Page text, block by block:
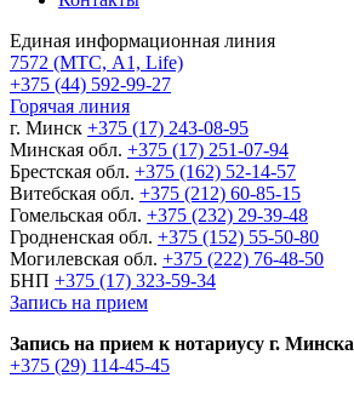
Единая информационная линия
7572 (МТС, A1, Life)
+375 (44) 592-99-27
Горячая линия
г. Минск +375 (17) 243-08-95
Минская обл. +375 (17) 251-07-94
Брестская обл. +375 (162) 52-14-57
Витебская обл. +375 (212) 60-85-15
Гомельская обл. +375 (232) 29-39-48
Гродненская обл. +375 (152) 55-50-80
Могилевская обл. +375 (222) 76-48-50
БНП +375 (17) 323-59-34
Запись на прием
Запись на прием к нотариусу г. Минска
+375 (29) 114-45-45